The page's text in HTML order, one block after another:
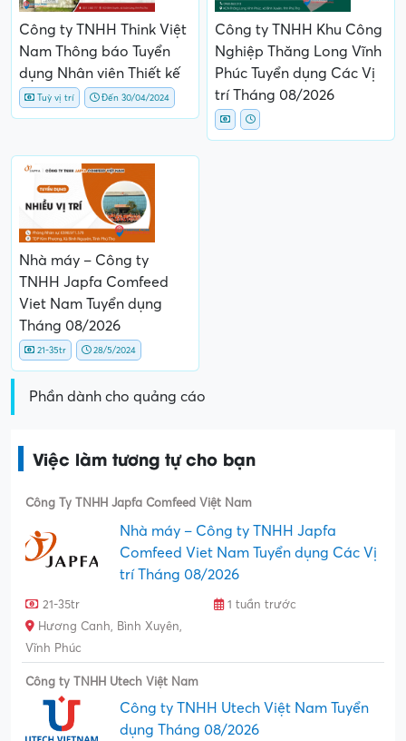
Công ty TNHH Think Việt
Nam Thông báo Tuyển
dụng Nhân viên Thiết kế
Tuỳ vị trí Đến 30/04/2024
Công ty TNHH Khu Công
Nghiệp Thăng Long Vĩnh
Phúc Tuyển dụng Các Vị
trí Tháng 08/2026
Nhà máy – Công ty
TNHH Japfa Comfeed
Viet Nam Tuyển dụng
Tháng 08/2026
21-35tr 28/5/2024
Phần dành cho quảng cáo
Việc làm tương tự cho bạn
Công Ty TNHH Japfa Comfeed Việt Nam
Nhà máy – Công ty TNHH Japfa
Comfeed Viet Nam Tuyển dụng Các Vị
trí Tháng 08/2026
21-35tr
1 tuần trước
Hương Canh, Bình Xuyên,
Vĩnh Phúc
Công ty TNHH Utech Việt Nam
Công ty TNHH Utech Việt Nam Tuyển
dụng Tháng 08/2026